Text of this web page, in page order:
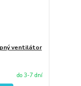
ventilátor
do 3-7 dní